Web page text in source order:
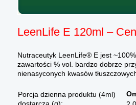
LeenLife E 120ml –
Nutraceutyk LeenLife® E jest
zawartości % vol. bardzo dobrze
nienasyconych kwasów
Porcja dzienna produktu (4ml)